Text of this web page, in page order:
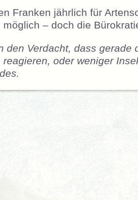
Franken jährlich für
– doch die
den Verdacht, dass gerade
oder weniger